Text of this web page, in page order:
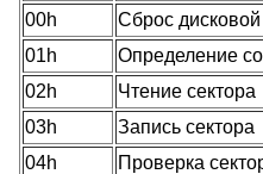
00h
Сброс
01h
Определение
02h
Чтение сектора
03h
Запись сектора
04h
Проверка